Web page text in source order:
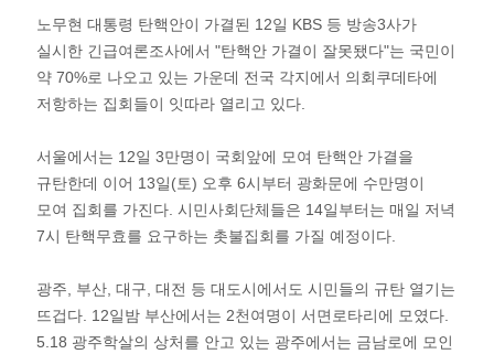
노무현 대통령 탄핵안이 가결된 12일 KBS 등 방송3사가
실시한 긴급여론조사에서 "탄핵안 가결이 잘못됐다"는 국민이
약 70%로 나오고 있는 가운데 전국 각지에서 의회쿠데타에
저항하는 집회들이 잇따라 열리고 있다.
서울에서는 12일 3만명이 국회앞에 모여 탄핵안 가결을
규탄한데 이어 13일(토) 오후 6시부터 광화문에 수만명이
모여 집회를 가진다. 시민사회단체들은 14일부터는 매일 저녁
7시 탄핵무효를 요구하는 촛불집회를 가질 예정이다.
광주, 부산, 대구, 대전 등 대도시에서도 시민들의 규탄 열기는
뜨겁다. 12일밤 부산에서는 2천여명이 서면로타리에 모였다.
5.18 광주학살의 상처를 안고 있는 광주에서는 금남로에 모인